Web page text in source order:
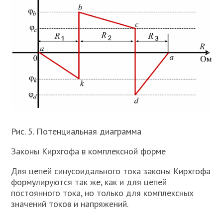
Рис. 5. Потенциальная диаграмма
Законы Кирхгофа в комплексной форме
Для цепей синусоидального тока законы Кирхгофа
формулируются так же, как и для цепей
постоянного тока, но только для комплексных
значений токов и напряжений.